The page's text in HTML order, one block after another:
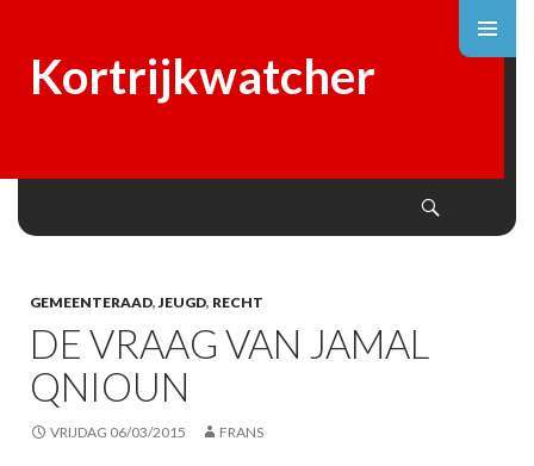
Kortrijkwatcher
GEMEENTERAAD,JEUGD, RECHT
DE VRAAG VAN JAMAL
QNIOUN
VRIJDAG 06/03/2015 FRANS